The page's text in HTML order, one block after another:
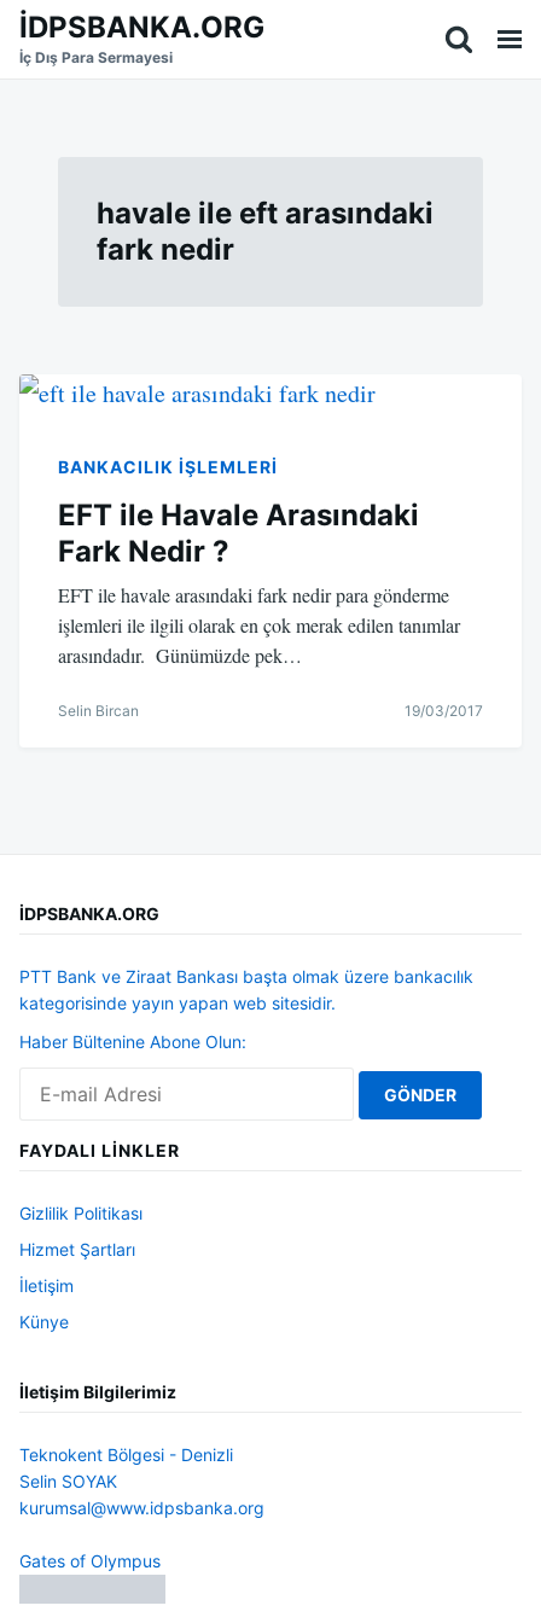
SkipSearch
for:
İDPSBANKA.ORG
İç Dış Para Sermayesi
havale ile eft arasındaki
fark nedir
BANKACILIK IŞLEMLERI
EFT ile Havale Arasındaki
Fark Nedir ?
EFT ile havale arasındaki fark nedir para gönderme
işlemleri ile ilgili olarak en çok merak edilen tanımlar
arasındadır. Günümüzde pek…
Selin Bircan 19/03/2017
İDPSBANKA.ORG
PTT Bank ve Ziraat Bankası başta olmak üzere bankacılık
kategorisinde yayın yapan web sitesidir.
Haber Bültenine Abone Olun:
FAYDALI LINKLER
Gizlilik Politikası
Hizmet Şartları
İletişim
Künye
İletişim Bilgilerimiz
Teknokent Bölgesi - Denizli
Selin SOYAK
kurumsal@www.idpsbanka.org
Gates of Olympus